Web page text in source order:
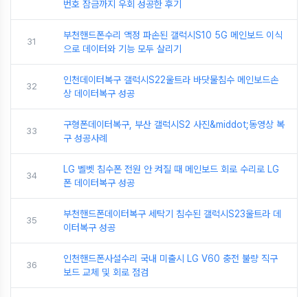
번호 잠금까지 우회 성공한 후기
31
부천핸드폰수리 액정 파손된 갤럭시S10 5G 메인보드 이식
으로 데이터와 기능 모두 살리기
32
인천데이터복구 갤럭시S22울트라 바닷물침수 메인보드손
상 데이터복구 성공
33
구형폰데이터복구, 부산 갤럭시S2 사진&middot;동영상 복
구 성공사례
34
LG 벨벳 침수폰 전원 안 켜질 때 메인보드 회로 수리로 LG
폰 데이터복구 성공
35
부천핸드폰데이터복구 세탁기 침수된 갤럭시S23울트라 데
이터복구 성공
36
인천핸드폰사설수리 국내 미출시 LG V60 충전 불량 직구
보드 교체 및 회로 점검